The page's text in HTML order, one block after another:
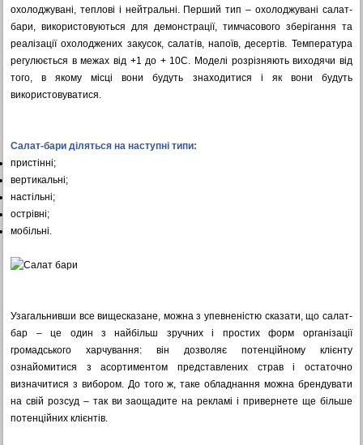
охолоджувані, теплові і нейтральні. Перший тип – охолоджувані салат-
бари, використовуються для демонстрації, тимчасового зберігання та
реалізації охолоджених закусок, салатів, напоїв, десертів. Температура
регулюється в межах від +1 до + 10С. Моделі розрізняють виходячи від
того, в якому місці вони будуть знаходитися і як вони будуть
використовуватися.
Салат-бари діляться на наступні типи:
пристінні;
вертикальні;
настільні;
острівні;
мобільні.
Узагальнивши все вищесказане, можна з упевненістю сказати, що салат-
бар – це один з найбільш зручних і простих форм організації
громадського харчування: він дозволяє потенційному клієнту
ознайомитися з асортиментом представлених страв і остаточно
визначитися з вибором. До того ж, таке обладнання можна брендувати
на свій розсуд – так ви заощадите на рекламі і привернете ще більше
потенційних клієнтів.